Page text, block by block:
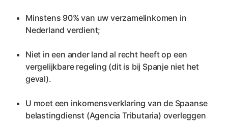
Minstens 90% van uw verzamelinkomen in
Nederland verdient;
Niet in een ander land al recht heeft op een
vergelijkbare regeling (dit is bij Spanje niet het
geval).
U moet een inkomensverklaring van de Spaanse
belastingdienst (Agencia Tributaria) overleggen